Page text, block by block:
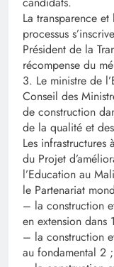
La transparence
processus
Président de la
récompense du
3. Le ministre de
Conseil des
de construction
de la qualité et
Les infrastructures
du Projet
l’Education au
le Partenariat
– la construction
en extension dans
– la construction
au fondamental 2 ;